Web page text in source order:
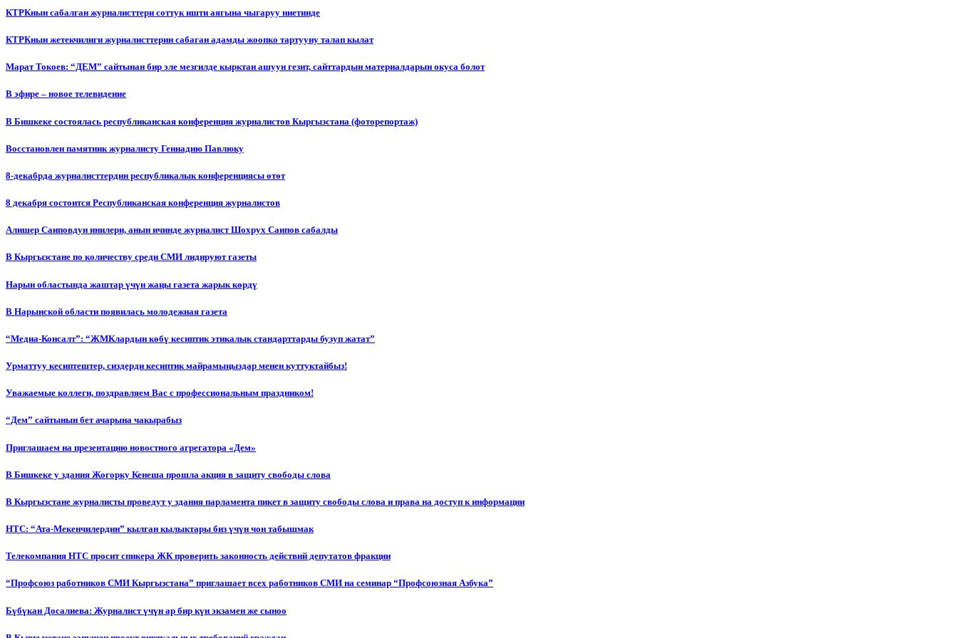
КТРКнын сабалган журналисттери соттук ишти аягына чыгаруу ниетинде
КТРКнын жетекчилиги журналисттерин сабаган адамды жоопко тартууну талап кылат
Марат Токоев: “ДЕМ” сайтынан бир эле мезгилде кырктан ашуун гезит, сайттардын материалдарын окуса болот
В эфире – новое телевидение
В Бишкеке состоялась республиканская конференция журналистов Кыргызстана (фоторепортаж)
Восстановлен памятник журналисту Геннадию Павлюку
8-декабрда журналисттердин республикалык конференциясы өтөт
8 декабря состоится Республиканская конференция журналистов
Алишер Саиповдун инилери, анын ичинде журналист Шохрух Саипов сабалды
В Кыргызстане по количеству среди СМИ лидируют газеты
Нарын областында жаштар үчүн жаңы газета жарык көрдү
В Нарынской области появилась молодежная газета
“Медиа-Консалт”: “ЖМКлардын көбү кесиптик этикалык стандарттарды бузуп жатат”
Урматтуу кесиптештер, сиздерди кесиптик майрамыңыздар менен куттуктайбыз!
Уважаемые коллеги, поздравляем Вас с профессиональным праздником!
“Дем” сайтынын бет ачарына чакырабыз
Приглашаем на презентацию новостного агрегатора «Дем»
В Бишкеке у здания Жогорку Кенеша прошла акция в защиту свободы слова
В Кыргызстане журналисты проведут у здания парламента пикет в защиту свободы слова и права на доступ к информации
НТС: “Ата-Мекенчилердин” кылган кылыктары биз үчүн чон табышмак
Телекомпания НТС просит спикера ЖК проверить законность действий депутатов фракции
“Профсоюз работников СМИ Кыргызстана” приглашает всех работников СМИ на семинар “Профсоюзная Азбука”
Бүбүкан Досалиева: Журналист үчүн ар бир күн экзамен же сыноо